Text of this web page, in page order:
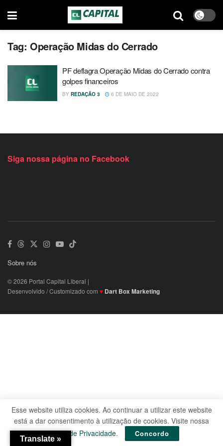
Tag: Operação Midas do Cerrado
PF deflagra Operação Midas do Cerrado contra
golpes financeiros
BY REDAÇÃO 3 6 DE MAIO DE 2022
Siga nossa página no Facebook
Sobre nós
© 2026 Portal Capital Liberal |
Desenvolvido / Customizado com ♥ Dart Box Marketing
Translate »
Esse website utiliza cookies. Ao continuar a utilizar este website
está a dar consentimento à utilização de cookies. Visite nossa
Política de Privacidade. Concordo